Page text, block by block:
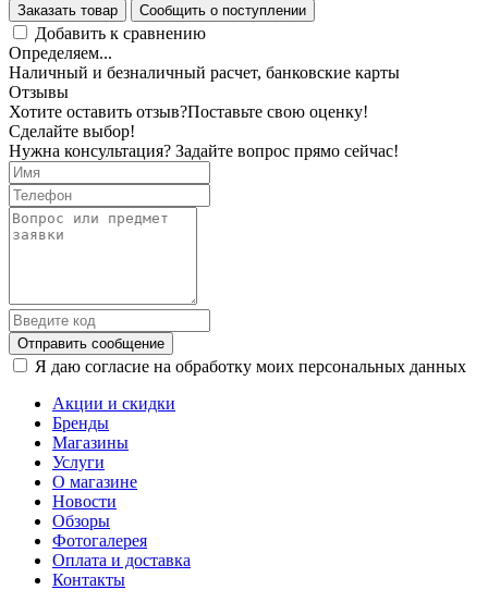
Заказать товар
Сообщить о поступлении
Добавить к сравнению
Определяем...
Наличный и безналичный расчет, банковские карты
Отзывы
Хотите оставить отзыв?Поставьте свою оценку!
Сделайте выбор!
Нужна консультация? Задайте вопрос прямо сейчас!
Отправить сообщение
Я даю согласие на обработку моих персональных данных
Акции и скидки
Бренды
Магазины
Услуги
О магазине
Новости
Обзоры
Фотогалерея
Оплата и доставка
Контакты